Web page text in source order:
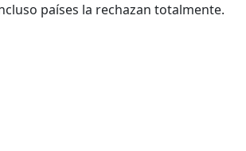
países la rechazan totalmente.
vez a la calle para gritar NO AL
Atte: Cuida tu Tierra.